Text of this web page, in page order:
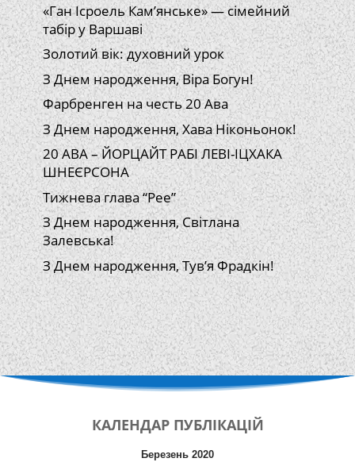
«Ган Ісроель Кам’янське» — сімейний
табір у Варшаві
Золотий вік: духовний урок
З Днем народження, Віра Богун!
Фарбренген на честь 20 Ава
З Днем народження, Хава Ніконьонок!
20 АВА – ЙОРЦАЙТ РАБІ ЛЕВІ-ІЦХАКА
ШНЕЄРСОНА
Тижнева глава “Рее”
З Днем народження, Світлана
Залевська!
З Днем народження, Тув’я Фрадкін!
КАЛЕНДАР ПУБЛІКАЦІЙ
Березень 2020